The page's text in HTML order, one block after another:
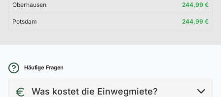
Oberhausen 244,99 €
Potsdam 244,99 €
Häufige Fragen
Was kostet die Einwegmiete?